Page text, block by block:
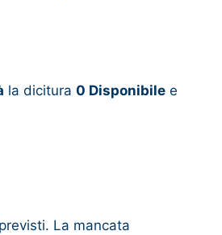
la dicitura 0 Disponibile e
La mancata